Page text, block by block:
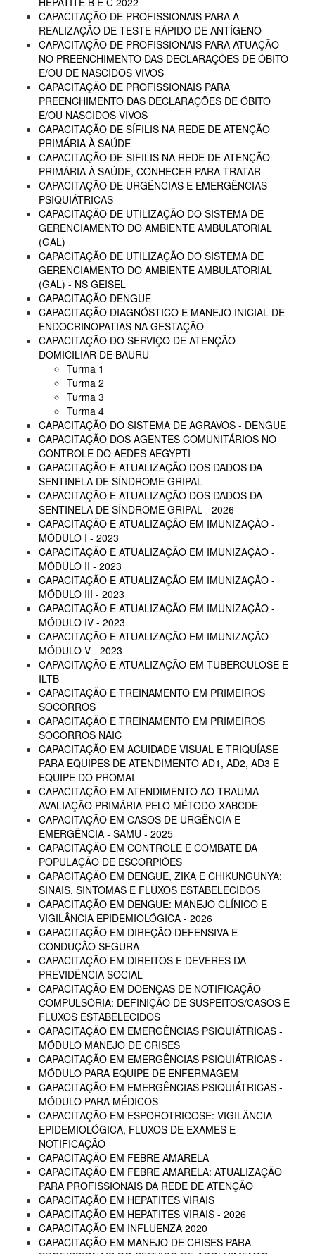
CAPACITAÇÃO DE PROFISSIONAIS PARA A
REALIZAÇÃO DE TESTE RÁPIDO DE ANTÍGENO
CAPACITAÇÃO DE PROFISSIONAIS PARA ATUAÇÃO
NO PREENCHIMENTO DAS DECLARAÇÕES DE ÓBITO
E/OU DE NASCIDOS VIVOS
CAPACITAÇÃO DE PROFISSIONAIS PARA
PREENCHIMENTO DAS DECLARAÇÕES DE ÓBITO
E/OU NASCIDOS VIVOS
CAPACITAÇÃO DE SÍFILIS NA REDE DE ATENÇÃO
PRIMÁRIA À SAÚDE
CAPACITAÇÃO DE SIFILIS NA REDE DE ATENÇÃO
PRIMÁRIA À SAÚDE, CONHECER PARA TRATAR
CAPACITAÇÃO DE URGÊNCIAS E EMERGÊNCIAS
PSIQUIÁTRICAS
CAPACITAÇÃO DE UTILIZAÇÃO DO SISTEMA DE
GERENCIAMENTO DO AMBIENTE AMBULATORIAL
(GAL)
CAPACITAÇÃO DE UTILIZAÇÃO DO SISTEMA DE
GERENCIAMENTO DO AMBIENTE AMBULATORIAL
(GAL) - NS GEISEL
CAPACITAÇÃO DENGUE
CAPACITAÇÃO DIAGNÓSTICO E MANEJO INICIAL DE
ENDOCRINOPATIAS NA GESTAÇÃO
CAPACITAÇÃO DO SERVIÇO DE ATENÇÃO
DOMICILIAR DE BAURU
Turma 1
Turma 2
Turma 3
Turma 4
CAPACITAÇÃO DO SISTEMA DE AGRAVOS - DENGUE
CAPACITAÇÃO DOS AGENTES COMUNITÁRIOS NO
CONTROLE DO AEDES AEGYPTI
CAPACITAÇÃO E ATUALIZAÇÃO DOS DADOS DA
SENTINELA DE SÍNDROME GRIPAL
CAPACITAÇÃO E ATUALIZAÇÃO DOS DADOS DA
SENTINELA DE SÍNDROME GRIPAL - 2026
CAPACITAÇÃO E ATUALIZAÇÃO EM IMUNIZAÇÃO -
MÓDULO I - 2023
CAPACITAÇÃO E ATUALIZAÇÃO EM IMUNIZAÇÃO -
MÓDULO II - 2023
CAPACITAÇÃO E ATUALIZAÇÃO EM IMUNIZAÇÃO -
MÓDULO III - 2023
CAPACITAÇÃO E ATUALIZAÇÃO EM IMUNIZAÇÃO -
MÓDULO IV - 2023
CAPACITAÇÃO E ATUALIZAÇÃO EM IMUNIZAÇÃO -
MÓDULO V - 2023
CAPACITAÇÃO E ATUALIZAÇÃO EM TUBERCULOSE E
ILTB
CAPACITAÇÃO E TREINAMENTO EM PRIMEIROS
SOCORROS
CAPACITAÇÃO E TREINAMENTO EM PRIMEIROS
SOCORROS NAIC
CAPACITAÇÃO EM ACUIDADE VISUAL E TRIQUÍASE
PARA EQUIPES DE ATENDIMENTO AD1, AD2, AD3 E
EQUIPE DO PROMAI
CAPACITAÇÃO EM ATENDIMENTO AO TRAUMA -
AVALIAÇÃO PRIMÁRIA PELO MÉTODO XABCDE
CAPACITAÇÃO EM CASOS DE URGÊNCIA E
EMERGÊNCIA - SAMU - 2025
CAPACITAÇÃO EM CONTROLE E COMBATE DA
POPULAÇÃO DE ESCORPIÕES
CAPACITAÇÃO EM DENGUE, ZIKA E CHIKUNGUNYA:
SINAIS, SINTOMAS E FLUXOS ESTABELECIDOS
CAPACITAÇÃO EM DENGUE: MANEJO CLÍNICO E
VIGILÂNCIA EPIDEMIOLÓGICA - 2026
CAPACITAÇÃO EM DIREÇÃO DEFENSIVA E
CONDUÇÃO SEGURA
CAPACITAÇÃO EM DIREITOS E DEVERES DA
PREVIDÊNCIA SOCIAL
CAPACITAÇÃO EM DOENÇAS DE NOTIFICAÇÃO
COMPULSÓRIA: DEFINIÇÃO DE SUSPEITOS/CASOS E
FLUXOS ESTABELECIDOS
CAPACITAÇÃO EM EMERGÊNCIAS PSIQUIÁTRICAS -
MÓDULO MANEJO DE CRISES
CAPACITAÇÃO EM EMERGÊNCIAS PSIQUIÁTRICAS -
MÓDULO PARA EQUIPE DE ENFERMAGEM
CAPACITAÇÃO EM EMERGÊNCIAS PSIQUIÁTRICAS -
MÓDULO PARA MÉDICOS
CAPACITAÇÃO EM ESPOROTRICOSE: VIGILÂNCIA
EPIDEMIOLÓGICA, FLUXOS DE EXAMES E
NOTIFICAÇÃO
CAPACITAÇÃO EM FEBRE AMARELA
CAPACITAÇÃO EM FEBRE AMARELA: ATUALIZAÇÃO
PARA PROFISSIONAIS DA REDE DE ATENÇÃO
CAPACITAÇÃO EM HEPATITES VIRAIS
CAPACITAÇÃO EM HEPATITES VIRAIS - 2026
CAPACITAÇÃO EM INFLUENZA 2020
CAPACITAÇÃO EM MANEJO DE CRISES PARA